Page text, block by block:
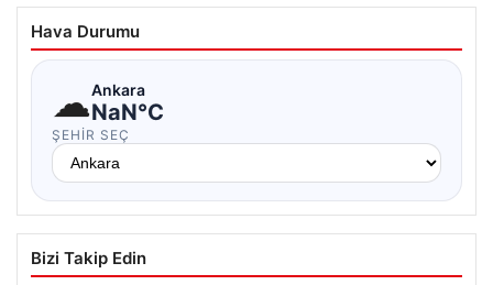
Hava Durumu
☁Ankara
NaN°C
ŞEHIR SEÇ
Bizi Takip Edin